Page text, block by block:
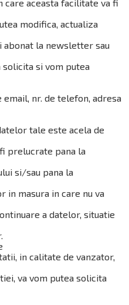
care aceasta facilitate va fi
modifica, actualiza
abonat la newsletter sau
solicita si vom putea
nr. de telefon, adresa
tale este acela de
prelucrate pana la
si/sau pana la
in masura in care nu va
a datelor, situatie
in calitate de vanzator,
va vom putea solicita